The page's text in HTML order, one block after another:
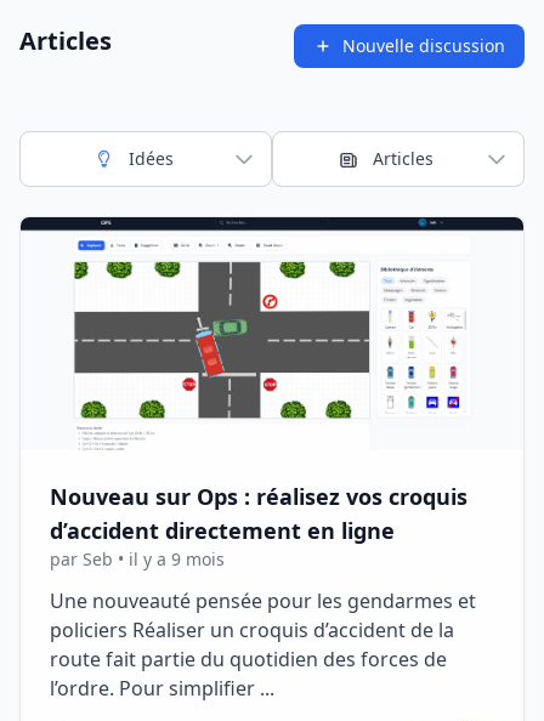
Articles Nouvelle discussion
Idées Articles
Nouveau sur Ops : réalisez vos croquis
d’accident directement en ligne
par Seb • il y a 9 mois
Une nouveauté pensée pour les gendarmes et
policiers Réaliser un croquis d’accident de la
route fait partie du quotidien des forces de
l’ordre. Pour simplifier ...